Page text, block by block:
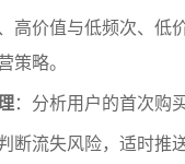
高价值与低频次、低
策略。
：分析用户的首次购
断流失风险，适时推